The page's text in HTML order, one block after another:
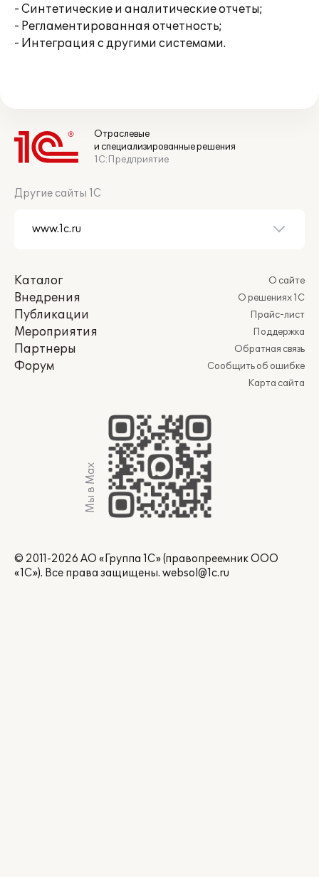
- Синтетические и аналитические отчеты;
- Регламентированная отчетность;
- Интеграция с другими системами.
Отраслевые
и специализированные решения
1С:Предприятие
Другие сайты 1С
Каталог
Внедрения
Публикации
Мероприятия
Партнеры
Форум
О сайте
О решениях 1С
Прайс-лист
Поддержка
Обратная связь
Сообщить об ошибке
Карта сайта
Мы в Max
© 2011-2026 АО «Группа 1С» (правопреемник ООО
«1С»). Все права защищены. websol@1c.ru